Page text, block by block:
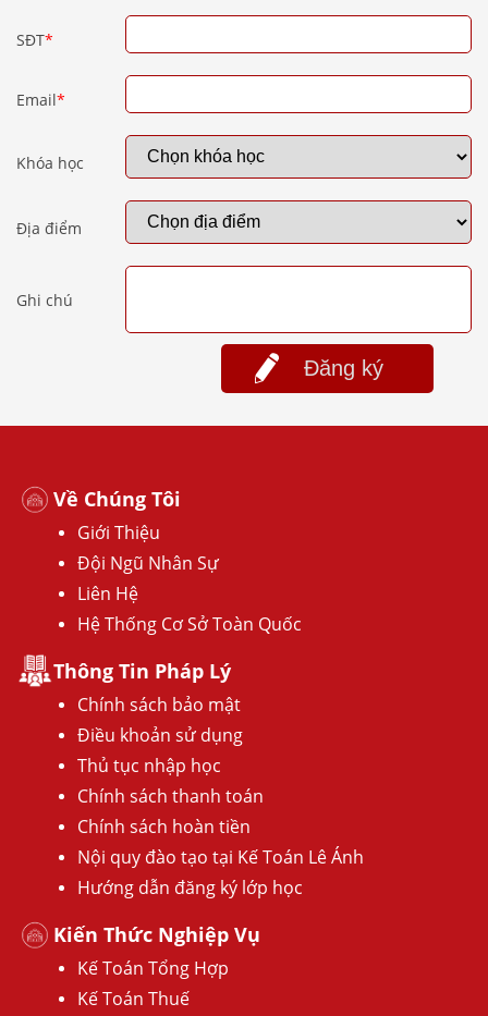
SĐT*
Email*
Khóa học
Địa điểm
Ghi chú
Đăng ký
Về Chúng Tôi
Giới Thiệu
Đội Ngũ Nhân Sự
Liên Hệ
Hệ Thống Cơ Sở Toàn Quốc
Thông Tin Pháp Lý
Chính sách bảo mật
Điều khoản sử dụng
Thủ tục nhập học
Chính sách thanh toán
Chính sách hoàn tiền
Nội quy đào tạo tại Kế Toán Lê Ánh
Hướng dẫn đăng ký lớp học
Kiến Thức Nghiệp Vụ
Kế Toán Tổng Hợp
Kế Toán Thuế